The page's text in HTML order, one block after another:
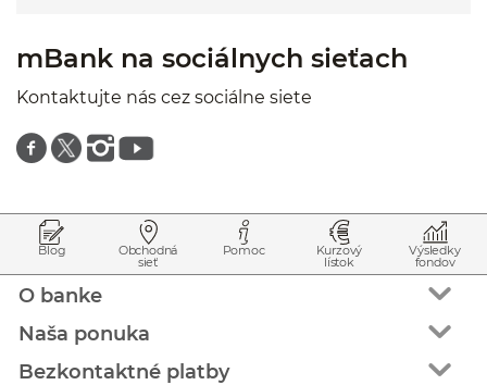
mBank na sociálnych sieťach
Kontaktujte nás cez sociálne siete
Znajdź nas na facebooku
Znajdź nas na twitterze
Znajdź nas na instagramie
Znajdź nas na youtube
Blog Obchodná
sieť
Pomoc Kurzový
lístok
Výsledky
fondov
O banke
Naša ponuka
Bezkontaktné platby